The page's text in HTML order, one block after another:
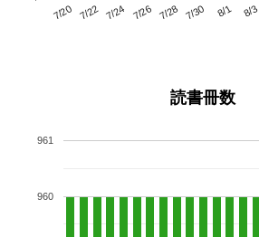
7/20 7/22 7/24 7/26 7/28 7/30 8/1 8/3
読書冊数
960
961